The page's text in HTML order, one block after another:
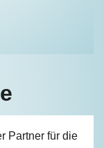
Partner für die